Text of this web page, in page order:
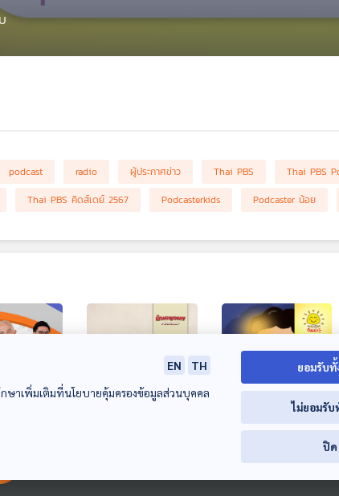
podcast radio ผู้ประกาศข่าว Thai PBS Thai PBS
Thai PBS คิดส์เดย์ 2567 Podcasterkids Podcaster น้อย
ธิ์ | ป.ป.ช.
EP. 2000: เชื่อไหม?
ร่างกายเราเรืองแสง
00:00:00
EN
TH
กษาเพิ่มเติมที่นโยบายคุ้มครองข้อมูลส่วนบุคคล
ยอมรับทั้
ไม่ยอมรับ
ปิด